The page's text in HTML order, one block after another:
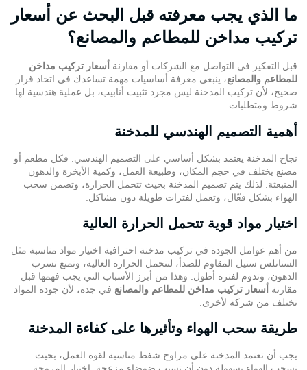
ما الذي يجب معرفته قبل البحث عن أسعار
تركيب مداخن للمطاعم والمصانع؟
قبل التفكير في التواصل مع الشركات أو مقارنة
أسعار تركيب مداخن
للمطاعم والمصانع، ينبغي معرفة أساسيات مهمة تساعدك في اتخاذ قرار
صحيح، لأن تركيب المدخنة ليس مجرد تثبيت أنابيب، بل عملية هندسية لها
شروط ومتطلبات.
أهمية التصميم الهندسي للمدخنة
نجاح المدخنة يعتمد بشكل أساسي على التصميم الهندسي. فكل مطعم أو
مصنع يختلف في حجم المكان، وطبيعة العمل، وكمية الأبخرة والدهون
المنبعثة. لذلك يتم تصميم المدخنة بحيث تتحمل الحرارة، وتضمن سحب
الهواء بشكل فعّال، وتعمل لفترات طويلة دون مشاكل.
اختيار مواد قوية تتحمل الحرارة العالية
من أهم عوامل الجودة في تركيب مدخنة احترافية اختيار مواد مناسبة مثل
الستانلس ستيل المقاوم للصدأ، لتتحمل الحرارة العالية، وتمنع تسرب
الدهون، وتدوم لفترة أطول. وهذا من أبرز الأسباب التي يجب فهمها قبل
مقارنة
أسعار تركيب مداخن للمطاعم والمصانع في جدة، لأن جودة المواد
تختلف من شركة لأخرى.
طريقة سحب الهواء وتأثيرها على كفاءة المدخنة
يجب أن تعتمد المدخنة على مراوح شفط مناسبة لقوة العمل، بحيث